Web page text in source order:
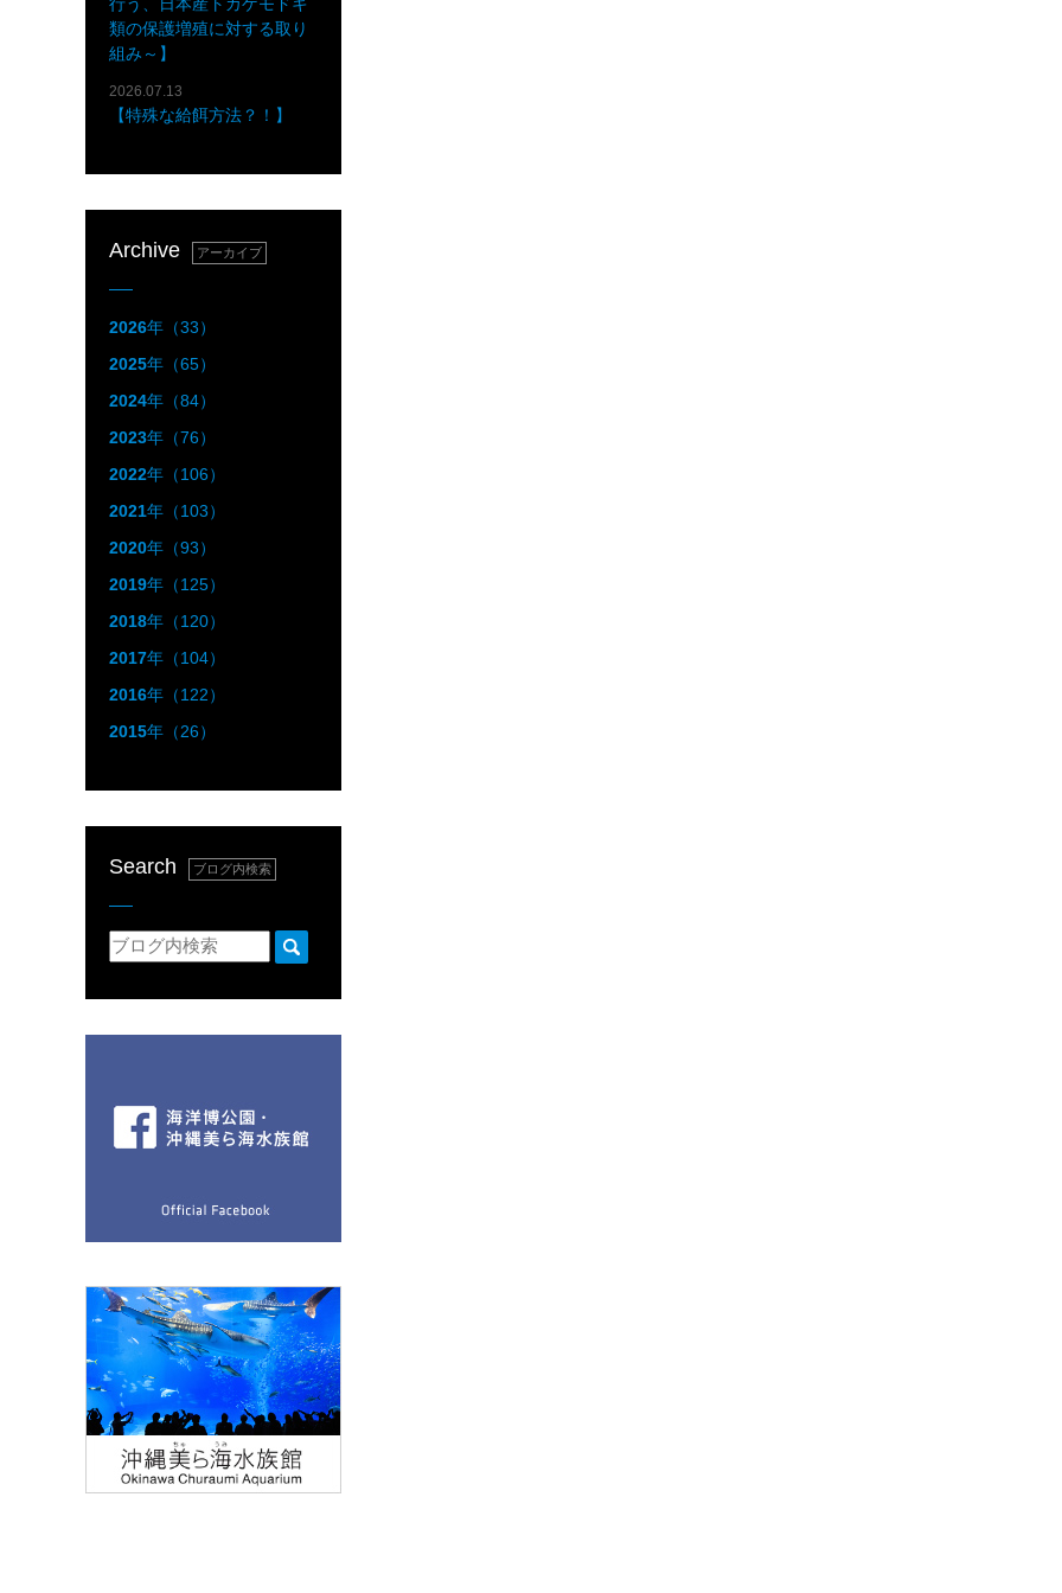
類の保護増殖に対する取り
組み～】
2026.07.13
【特殊な給餌方法？！】
Archive アーカイブ
2026年（33）
2025年（65）
2024年（84）
2023年（76）
2022年（106）
2021年（103）
2020年（93）
2019年（125）
2018年（120）
2017年（104）
2016年（122）
2015年（26）
Search ブログ内検索